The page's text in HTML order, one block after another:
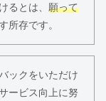
るとは、 願って
所存です。
ックをいただけ
ービス向上に努